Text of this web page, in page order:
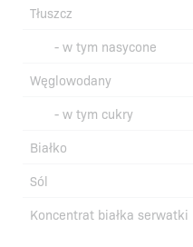
Tłuszcz
- w tym nasycone
Węglowodany
- w tym cukry
Białko
Sól
Koncentrat białka serwatki